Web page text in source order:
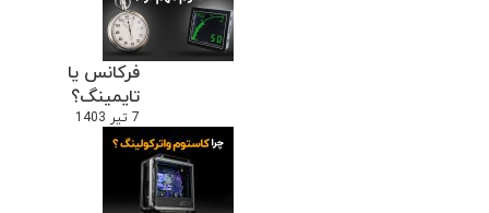
فرکانس یا
تایمینگ؟
7 تیر 1403